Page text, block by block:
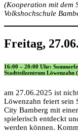
(Kooperation mit dem
Volkshochschule
Freitag,
16:00 – 20:00 Uhr:
Stadtteilzentrum Löwenzahn
am 27.06.2025 ist
Löwenzahn feiert sein
City Bamberg mit
spielerisch entdeckt
werden können.